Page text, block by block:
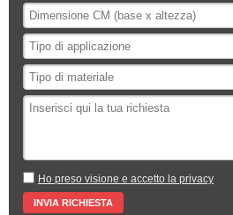
Ho preso visione e accetto la privacy